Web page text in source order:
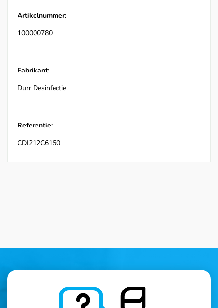
Artikelnummer:
100000780
Fabrikant:
Durr Desinfectie
Referentie:
CDI212C6150